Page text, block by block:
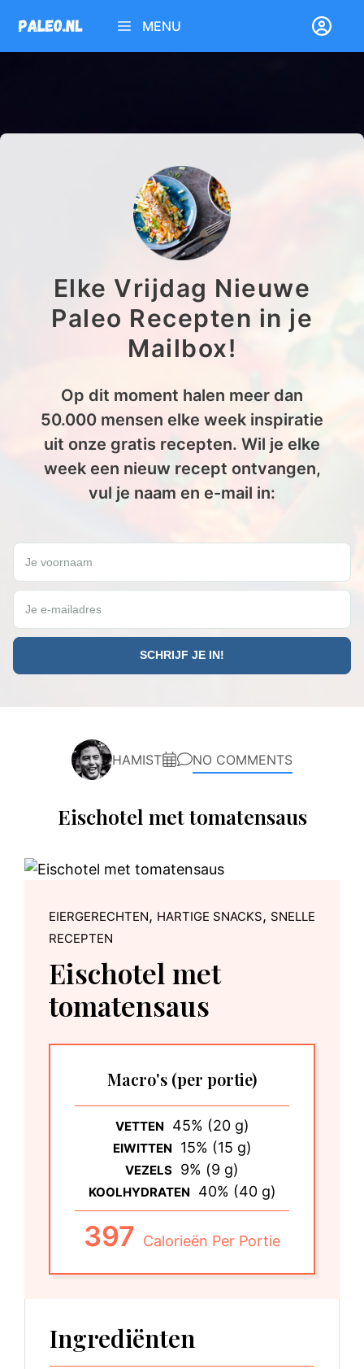
naar
de
MENU
Elke Vrijdag Nieuwe
Paleo Recepten in je
Mailbox!
Op dit moment halen meer dan
50.000 mensen elke week inspiratie
uit onze gratis recepten. Wil je elke
week een nieuw recept ontvangen,
vul je naam en e-mail in:
Wil jij elke vrijdag een gratis Paleo recept ontvangen?
Je voornaam
Je e-mailadres
HAMIST NO COMMENTS
Eischotel met tomatensaus
EIERGERECHTEN, HARTIGE SNACKS, SNELLE
RECEPTEN
Eischotel met
tomatensaus
Macro's (per portie)
VETTEN 45% (20 g)
EIWITTEN 15% (15 g)
VEZELS 9% (9 g)
KOOLHYDRATEN 40% (40 g)
397 Calorieën Per Portie
Ingrediënten